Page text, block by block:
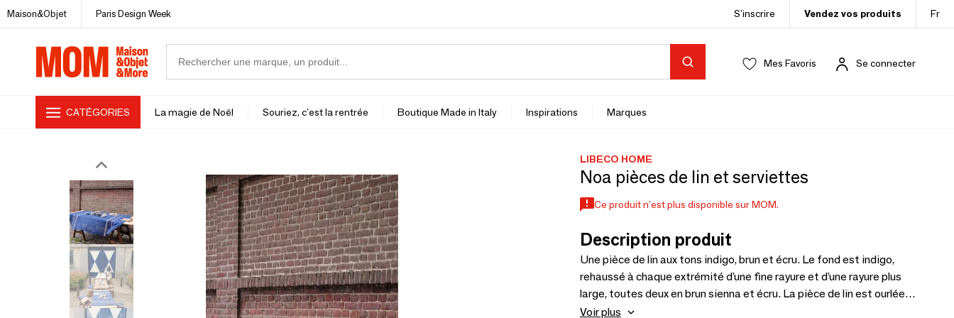
Maison&Objet Paris Design Week S’inscrire Vendez vos produits Fr
Mes Favoris Se connecter
CATÉGORIES La magie de Noël Souriez, c'est la rentrée Boutique Made in Italy Inspirations Marques
LIBECO HOME
Noa pièces de lin et serviettes
Ce produit n'est plus disponible sur MOM.
Description produit
Une pièce de lin aux tons indigo, brun et écru. Le fond est indigo,
rehaussé à chaque extrémité d’une fine rayure et d’une rayure plus
large, toutes deux en brun sienna et écru. La pièce de lin est ourlée
sur les côtés et terminée par des franges à chaque extrémité. La
Voir plus